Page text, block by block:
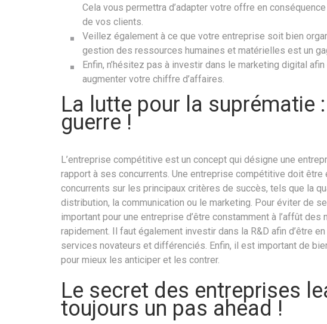
Cela vous permettra d’adapter votre offre en
de vos clients.
Veillez également à ce que votre entreprise soit bien
gestion des ressources humaines et matérielles est un
Enfin, n’hésitez pas à investir dans le marketing digital
augmenter votre chiffre d’affaires.
La lutte pour la suprématie
guerre !
L’entreprise compétitive est un concept qui désigne une
rapport à ses concurrents. Une entreprise compétitive doit
concurrents sur les principaux critères de succès, tels que la
distribution, la communication ou le marketing. Pour éviter de
important pour une entreprise d’être constamment à l’affût
rapidement. Il faut également investir dans la R&D afin d’être
services novateurs et différenciés. Enfin, il est important de
pour mieux les anticiper et les contrer.
Le secret des entreprises
toujours un pas ahead !